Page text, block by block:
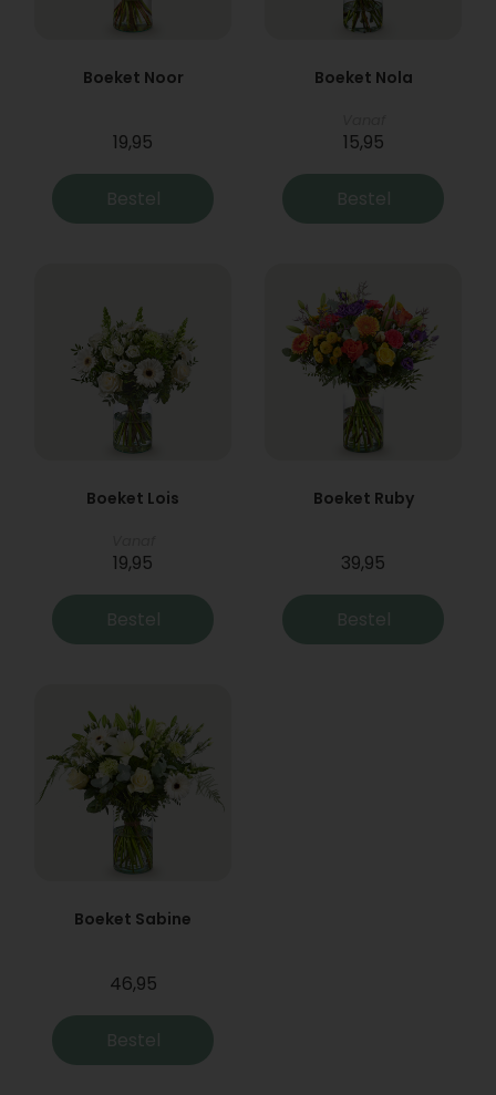
Boeket Noor
19,95
Bestel
Boeket Nola
15,95
Bestel
Boeket Lois
19,95
Bestel
Boeket Ruby
39,95
Bestel
Boeket Sabine
46,95
Bestel